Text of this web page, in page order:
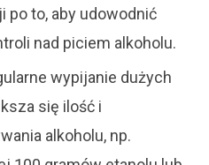
po to, aby udowodnić
nad piciem alkoholu.
wypijanie dużych
się ilość i
alkoholu, np.